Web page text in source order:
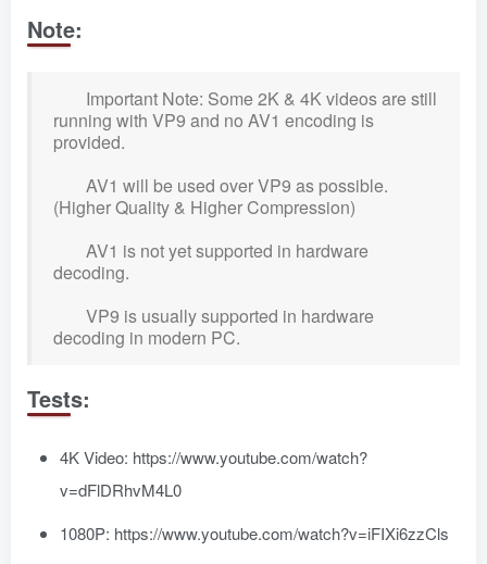
Note:
Important Note: Some 2K & 4K videos are still
running with VP9 and no AV1 encoding is
provided.
AV1 will be used over VP9 as possible.
(Higher Quality & Higher Compression)
AV1 is not yet supported in hardware
decoding.
VP9 is usually supported in hardware
decoding in modern PC.
Tests:
4K Video: https://www.youtube.com/watch?
v=dFlDRhvM4L0
1080P: https://www.youtube.com/watch?v=iFIXi6zzCls